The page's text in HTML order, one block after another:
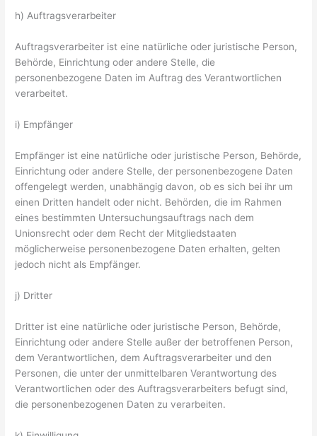
h) Auftragsverarbeiter
Auftragsverarbeiter ist eine natürliche oder juristische Person,
Behörde, Einrichtung oder andere Stelle, die
personenbezogene Daten im Auftrag des Verantwortlichen
verarbeitet.
i) Empfänger
Empfänger ist eine natürliche oder juristische Person, Behörde,
Einrichtung oder andere Stelle, der personenbezogene Daten
offengelegt werden, unabhängig davon, ob es sich bei ihr um
einen Dritten handelt oder nicht. Behörden, die im Rahmen
eines bestimmten Untersuchungsauftrags nach dem
Unionsrecht oder dem Recht der Mitgliedstaaten
möglicherweise personenbezogene Daten erhalten, gelten
jedoch nicht als Empfänger.
j) Dritter
Dritter ist eine natürliche oder juristische Person, Behörde,
Einrichtung oder andere Stelle außer der betroffenen Person,
dem Verantwortlichen, dem Auftragsverarbeiter und den
Personen, die unter der unmittelbaren Verantwortung des
Verantwortlichen oder des Auftragsverarbeiters befugt sind,
die personenbezogenen Daten zu verarbeiten.